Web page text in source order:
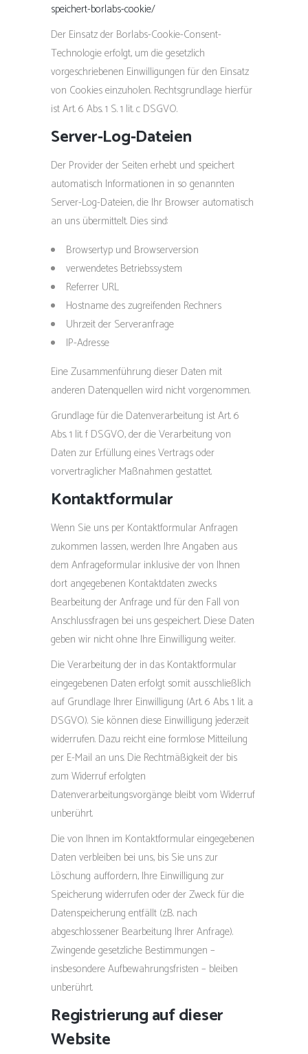
speichert-borlabs-cookie/
Der Einsatz der Borlabs-Cookie-Consent-
Technologie erfolgt, um die gesetzlich
vorgeschriebenen Einwilligungen für den Einsatz
von Cookies einzuholen. Rechtsgrundlage hierfür
ist Art. 6 Abs. 1 S. 1 lit. c DSGVO.
Server-Log-Dateien
Der Provider der Seiten erhebt und speichert
automatisch Informationen in so genannten
Server-Log-Dateien, die Ihr Browser automatisch
an uns übermittelt. Dies sind:
Browsertyp und Browserversion
verwendetes Betriebssystem
Referrer URL
Hostname des zugreifenden Rechners
Uhrzeit der Serveranfrage
IP-Adresse
Eine Zusammenführung dieser Daten mit
anderen Datenquellen wird nicht vorgenommen.
Grundlage für die Datenverarbeitung ist Art. 6
Abs. 1 lit. f DSGVO, der die Verarbeitung von
Daten zur Erfüllung eines Vertrags oder
vorvertraglicher Maßnahmen gestattet.
Kontaktformular
Wenn Sie uns per Kontaktformular Anfragen
zukommen lassen, werden Ihre Angaben aus
dem Anfrageformular inklusive der von Ihnen
dort angegebenen Kontaktdaten zwecks
Bearbeitung der Anfrage und für den Fall von
Anschlussfragen bei uns gespeichert. Diese Daten
geben wir nicht ohne Ihre Einwilligung weiter.
Die Verarbeitung der in das Kontaktformular
eingegebenen Daten erfolgt somit ausschließlich
auf Grundlage Ihrer Einwilligung (Art. 6 Abs. 1 lit. a
DSGVO). Sie können diese Einwilligung jederzeit
widerrufen. Dazu reicht eine formlose Mitteilung
per E-Mail an uns. Die Rechtmäßigkeit der bis
zum Widerruf erfolgten
Datenverarbeitungsvorgänge bleibt vom Widerruf
unberührt.
Die von Ihnen im Kontaktformular eingegebenen
Daten verbleiben bei uns, bis Sie uns zur
Löschung auffordern, Ihre Einwilligung zur
Speicherung widerrufen oder der Zweck für die
Datenspeicherung entfällt (z.B. nach
abgeschlossener Bearbeitung Ihrer Anfrage).
Zwingende gesetzliche Bestimmungen –
insbesondere Aufbewahrungsfristen – bleiben
unberührt.
Registrierung auf dieser
Website